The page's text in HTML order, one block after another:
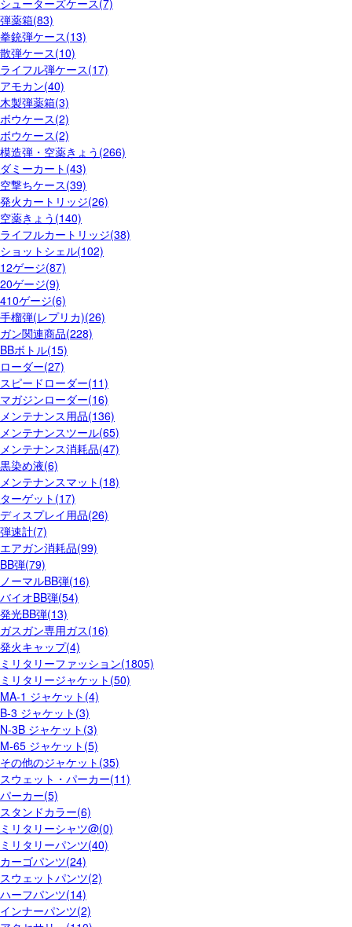
弾薬箱(83)
拳銃弾ケース(13)
散弾ケース(10)
ライフル弾ケース(17)
アモカン(40)
木製弾薬箱(3)
ボウケース(2)
ボウケース(2)
模造弾・空薬きょう(266)
ダミーカート(43)
空撃ちケース(39)
発火カートリッジ(26)
空薬きょう(140)
ライフルカートリッジ(38)
ショットシェル(102)
12ゲージ(87)
20ゲージ(9)
410ゲージ(6)
手榴弾(レプリカ)(26)
ガン関連商品(228)
BBボトル(15)
ローダー(27)
スピードローダー(11)
マガジンローダー(16)
メンテナンス用品(136)
メンテナンスツール(65)
メンテナンス消耗品(47)
黒染め液(6)
メンテナンスマット(18)
ターゲット(17)
ディスプレイ用品(26)
弾速計(7)
エアガン消耗品(99)
BB弾(79)
ノーマルBB弾(16)
バイオBB弾(54)
発光BB弾(13)
ガスガン専用ガス(16)
発火キャップ(4)
ミリタリーファッション(1805)
ミリタリージャケット(50)
MA-1 ジャケット(4)
B-3 ジャケット(3)
N-3B ジャケット(3)
M-65 ジャケット(5)
その他のジャケット(35)
スウェット・パーカー(11)
パーカー(5)
スタンドカラー(6)
ミリタリーシャツ@(0)
ミリタリーパンツ(40)
カーゴパンツ(24)
スウェットパンツ(2)
ハーフパンツ(14)
インナーパンツ(2)